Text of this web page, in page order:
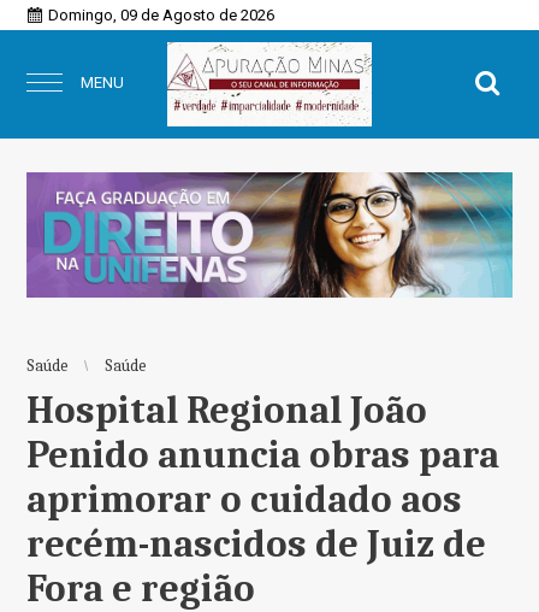
Domingo, 09 de Agosto de 2026
MENU
Saúde Saúde
Hospital Regional João
Penido anuncia obras para
aprimorar o cuidado aos
recém-nascidos de Juiz de
Fora e região